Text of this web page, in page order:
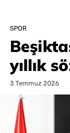
SPOR
yıllık
3 Temmuz 2026